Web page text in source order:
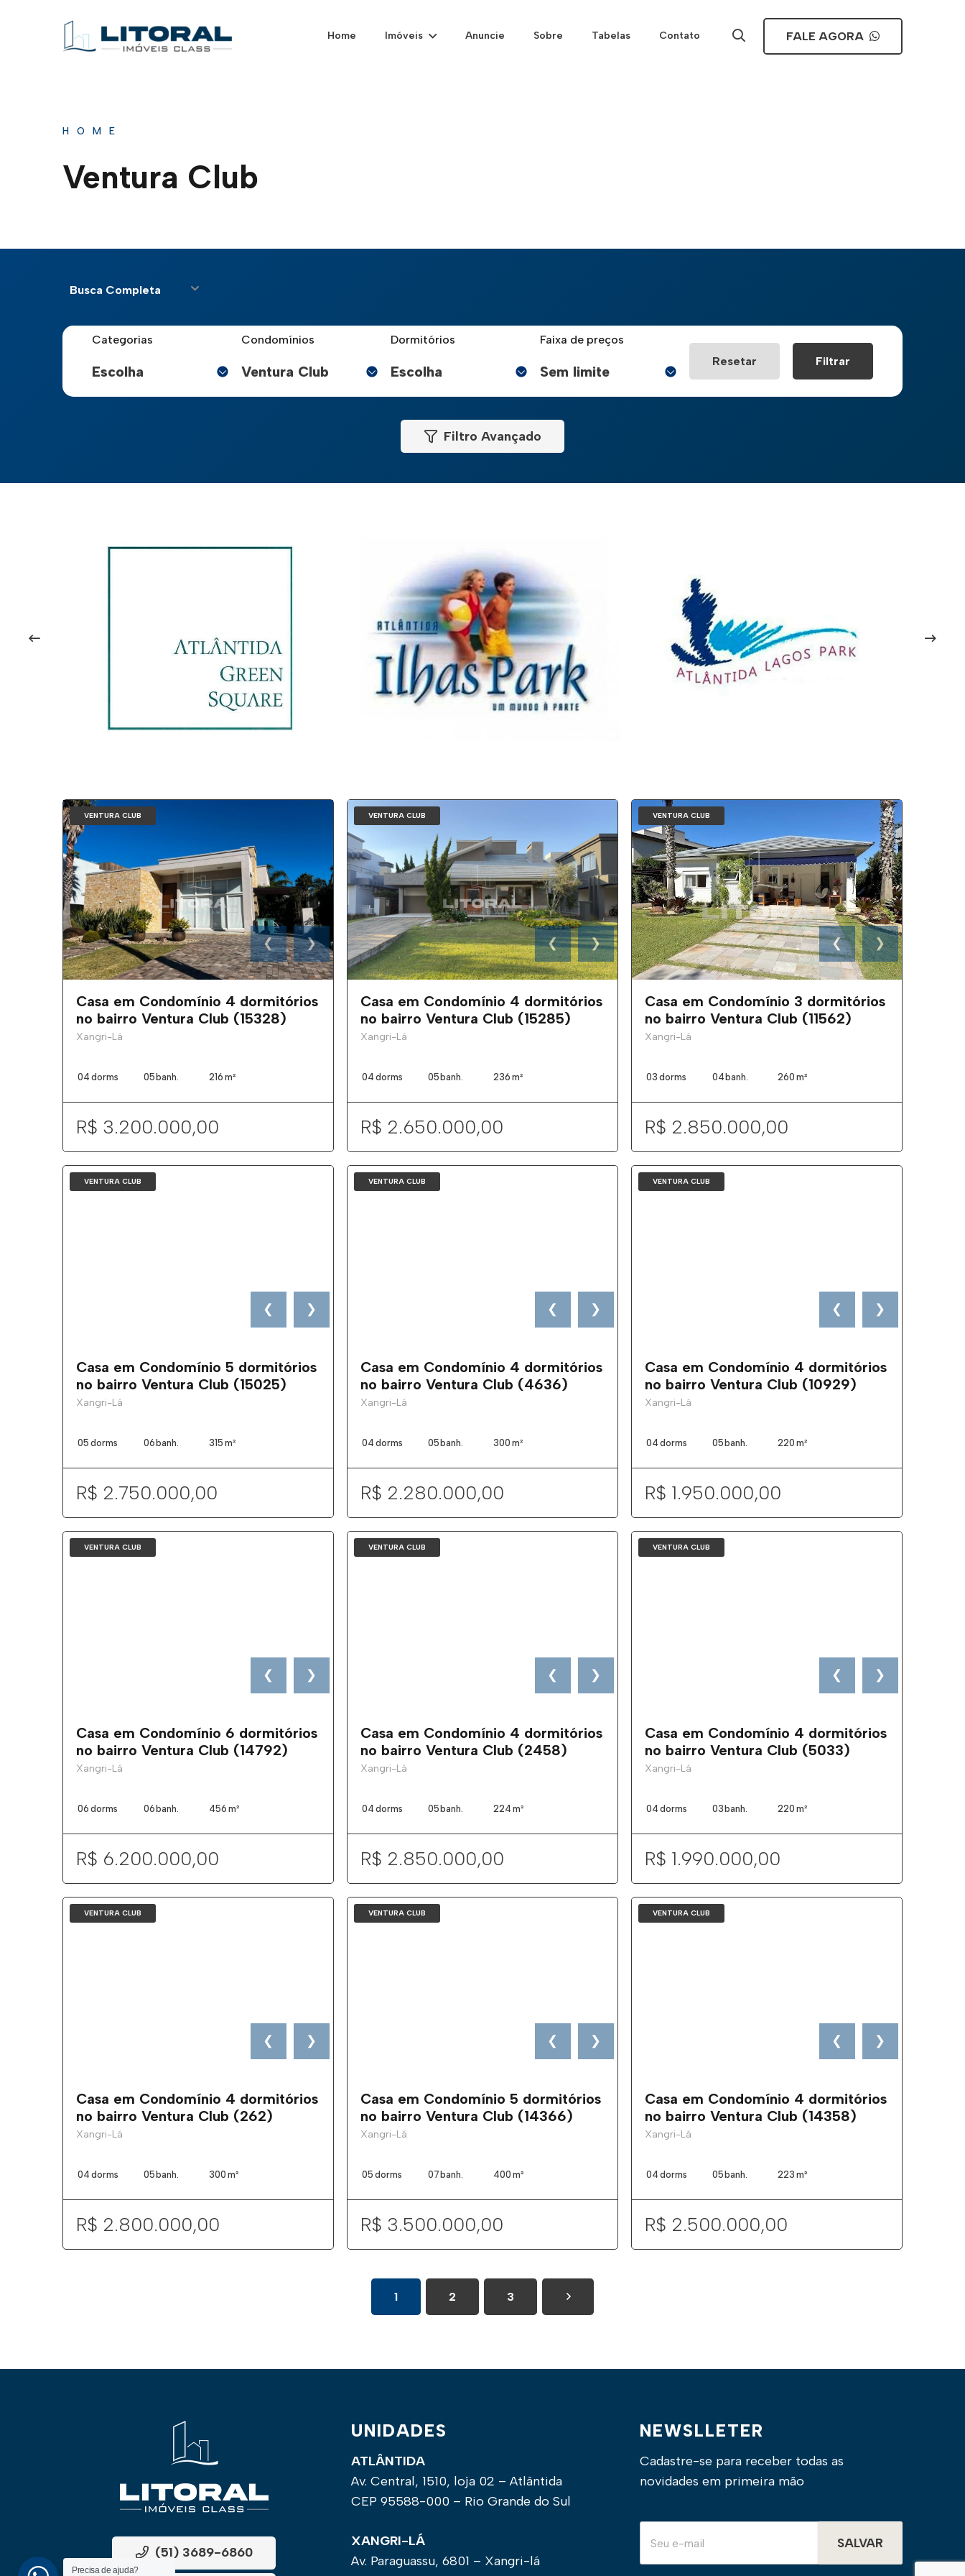
Home Imóveis Anuncie Sobre Tabelas Contato FALE AGORA
HOME
Ventura Club
Busca Completa
Categorias Condomínios Dormitórios Faixa de preços
Filtro Avançado
❮ ❯
VENTURA CLUB
Casa em Condomínio 4 dormitórios
no bairro Ventura Club (15328)
Xangri-Lá
04 dorms 05 banh. 216 m²
R$ 3.200.000,00
❮ ❯
VENTURA CLUB
Casa em Condomínio 4 dormitórios
no bairro Ventura Club (15285)
Xangri-Lá
04 dorms 05 banh. 236 m²
R$ 2.650.000,00
❮ ❯
VENTURA CLUB
Casa em Condomínio 3 dormitórios
no bairro Ventura Club (11562)
Xangri-Lá
03 dorms 04 banh. 260 m²
R$ 2.850.000,00
❮ ❯
VENTURA CLUB
Casa em Condomínio 5 dormitórios
no bairro Ventura Club (15025)
Xangri-Lá
05 dorms 06 banh. 315 m²
R$ 2.750.000,00
❮ ❯
VENTURA CLUB
Casa em Condomínio 4 dormitórios
no bairro Ventura Club (4636)
Xangri-Lá
04 dorms 05 banh. 300 m²
R$ 2.280.000,00
❮ ❯
VENTURA CLUB
Casa em Condomínio 4 dormitórios
no bairro Ventura Club (10929)
Xangri-Lá
04 dorms 05 banh. 220 m²
R$ 1.950.000,00
❮ ❯
VENTURA CLUB
Casa em Condomínio 6 dormitórios
no bairro Ventura Club (14792)
Xangri-Lá
06 dorms 06 banh. 456 m²
R$ 6.200.000,00
❮ ❯
VENTURA CLUB
Casa em Condomínio 4 dormitórios
no bairro Ventura Club (2458)
Xangri-Lá
04 dorms 05 banh. 224 m²
R$ 2.850.000,00
❮ ❯
VENTURA CLUB
Casa em Condomínio 4 dormitórios
no bairro Ventura Club (5033)
Xangri-Lá
04 dorms 03 banh. 220 m²
R$ 1.990.000,00
❮ ❯
VENTURA CLUB
Casa em Condomínio 4 dormitórios
no bairro Ventura Club (262)
Xangri-Lá
04 dorms 05 banh. 300 m²
R$ 2.800.000,00
❮ ❯
VENTURA CLUB
Casa em Condomínio 5 dormitórios
no bairro Ventura Club (14366)
Xangri-Lá
05 dorms 07 banh. 400 m²
R$ 3.500.000,00
❮ ❯
VENTURA CLUB
Casa em Condomínio 4 dormitórios
no bairro Ventura Club (14358)
Xangri-Lá
04 dorms 05 banh. 223 m²
R$ 2.500.000,00
1 2 3
(51) 3689-6860
UNIDADES
ATLÂNTIDA
Av. Central, 1510, loja 02 – Atlântida
CEP 95588-000 – Rio Grande do Sul
XANGRI-LÁ
Av. Paraguassu, 6801 – Xangri-lá
NEWSLLETER
Cadastre-se para receber todas as
novidades em primeira mão
SALVAR
Precisa de ajuda?